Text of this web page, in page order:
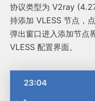
协议类型为 V2ray
持添加 VLESS 节点，
弹出窗口进入添加节点
VLESS 配置界面。